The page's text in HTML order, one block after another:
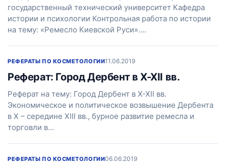
государственный технический университет Кафедра
истории и психологии Контрольная работа по истории
на тему: «Ремесло Киевской Руси».…
РЕФЕРАТЫ ПО КОСМЕТОЛОГИИ11.06.2019
Реферат: Город Дербент в X-XII вв.
Реферат на тему: Город Дербент в X-XII вв.
Экономическое и политическое возвышение Дербента
в X – середине XIII вв., бурное развитие ремесла и
торговли в…
РЕФЕРАТЫ ПО КОСМЕТОЛОГИИ06.06.2019